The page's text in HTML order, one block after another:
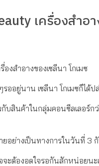
เครื่องสำอ
งสำอางของเซลีนา โกเมซ
อยู่นาน เซลีนา โกเมซก็ได้ป
บสินค้าในกลุ่มคอนซีลเลอร์ก
ยอย่างเป็นทางการในวันที่ 3
จะต้องอดใจรอกันสักหน่อยน